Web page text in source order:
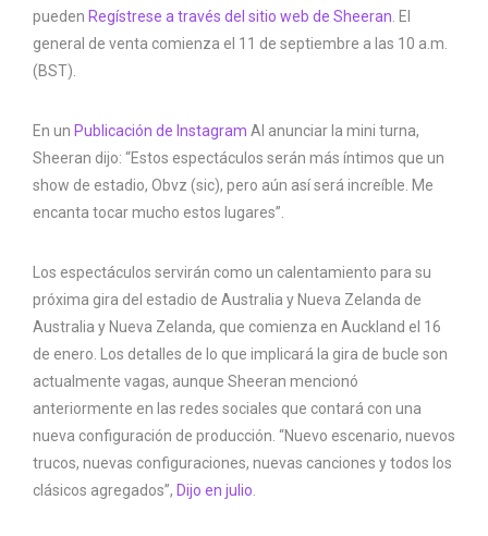
pueden Regístrese a través del sitio web de Sheeran. El
general de venta comienza el 11 de septiembre a las 10 a.m.
(BST).
En un Publicación de Instagram Al anunciar la mini turna,
Sheeran dijo: “Estos espectáculos serán más íntimos que un
show de estadio, Obvz (sic), pero aún así será increíble. Me
encanta tocar mucho estos lugares”.
Los espectáculos servirán como un calentamiento para su
próxima gira del estadio de Australia y Nueva Zelanda de
Australia y Nueva Zelanda, que comienza en Auckland el 16
de enero. Los detalles de lo que implicará la gira de bucle son
actualmente vagas, aunque Sheeran mencionó
anteriormente en las redes sociales que contará con una
nueva configuración de producción. “Nuevo escenario, nuevos
trucos, nuevas configuraciones, nuevas canciones y todos los
clásicos agregados”, Dijo en julio.